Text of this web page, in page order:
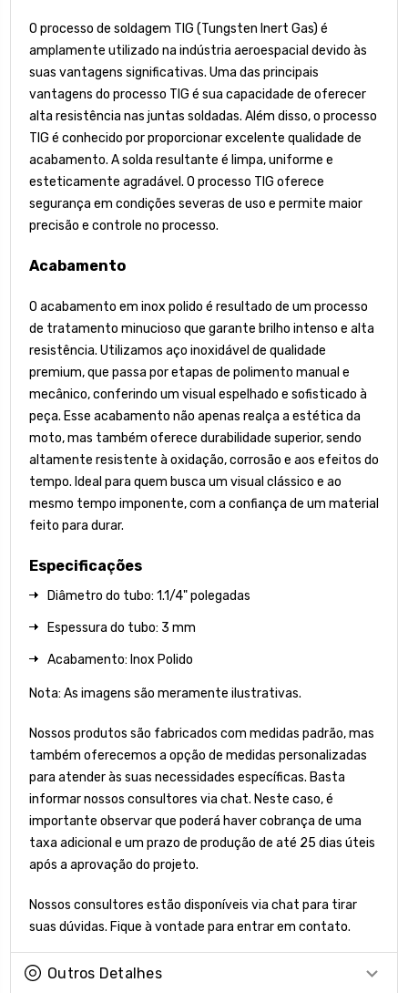
O processo de soldagem TIG (Tungsten Inert Gas) é
amplamente utilizado na indústria aeroespacial devido às
suas vantagens significativas. Uma das principais
vantagens do processo TIG é sua capacidade de oferecer
alta resistência nas juntas soldadas. Além disso, o processo
TIG é conhecido por proporcionar excelente qualidade de
acabamento. A solda resultante é limpa, uniforme e
esteticamente agradável. O processo TIG oferece
segurança em condições severas de uso e permite maior
precisão e controle no processo.
Acabamento
O acabamento em inox polido é resultado de um processo
de tratamento minucioso que garante brilho intenso e alta
resistência. Utilizamos aço inoxidável de qualidade
premium, que passa por etapas de polimento manual e
mecânico, conferindo um visual espelhado e sofisticado à
peça. Esse acabamento não apenas realça a estética da
moto, mas também oferece durabilidade superior, sendo
altamente resistente à oxidação, corrosão e aos efeitos do
tempo. Ideal para quem busca um visual clássico e ao
mesmo tempo imponente, com a confiança de um material
feito para durar.
Especificações
Diâmetro do tubo: 1.1/4" polegadas
Espessura do tubo: 3 mm
Acabamento: Inox Polido
Nota: As imagens são meramente ilustrativas.
Nossos produtos são fabricados com medidas padrão, mas
também oferecemos a opção de medidas personalizadas
para atender às suas necessidades específicas. Basta
informar nossos consultores via chat. Neste caso, é
importante observar que poderá haver cobrança de uma
taxa adicional e um prazo de produção de até 25 dias úteis
após a aprovação do projeto.
Nossos consultores estão disponíveis via chat para tirar
suas dúvidas. Fique à vontade para entrar em contato.
Outros Detalhes